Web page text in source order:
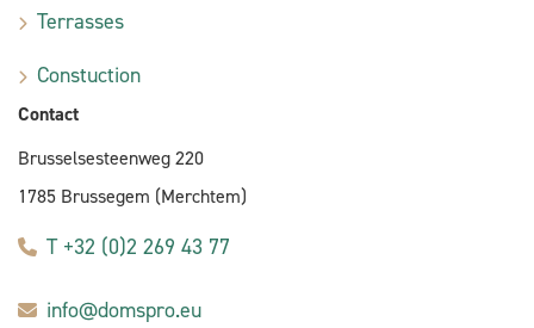
Terrasses
Constuction
Contact
Brusselsesteenweg 220
1785 Brussegem (Merchtem)
T +32 (0)2 269 43 77
info@domspro.eu